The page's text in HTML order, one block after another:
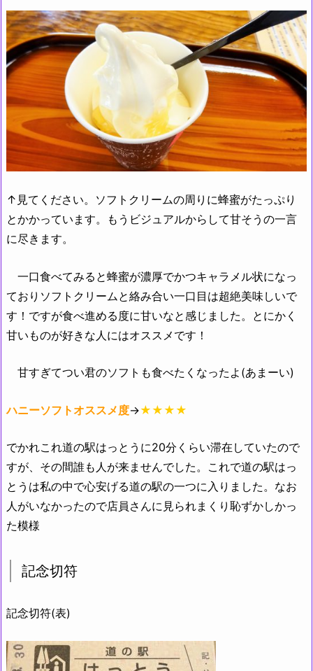
↑見てください。ソフトクリームの周りに蜂蜜がたっぷり
とかかっています。もうビジュアルからして甘そうの一言
に尽きます。
一口食べてみると蜂蜜が濃厚でかつキャラメル状になっ
ておりソフトクリームと絡み合い一口目は超絶美味しいで
す！ですが食べ進める度に甘いなと感じました。とにかく
甘いものが好きな人にはオススメです！
甘すぎてつい君のソフトも食べたくなったよ(あまーい)
ハニーソフトオススメ度→★★★★
でかれこれ道の駅はっとうに20分くらい滞在していたので
すが、その間誰も人が来ませんでした。これで道の駅はっ
とうは私の中で心安げる道の駅の一つに入りました。なお
人がいなかったので店員さんに見られまくり恥ずかしかっ
た模様
記念切符
記念切符(表)